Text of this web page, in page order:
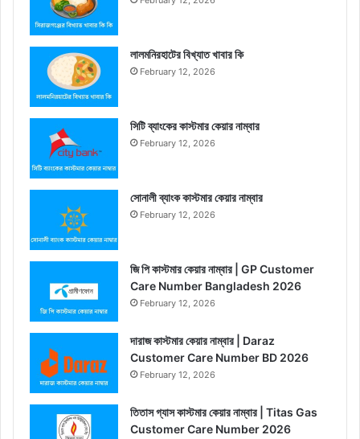
লালমনিরহাটের বিখ্যাত খাবার কি
February 12, 2026
সিটি ব্যাংকের কাস্টমার কেয়ার নাম্বার
February 12, 2026
সোনালী ব্যাংক কাস্টমার কেয়ার নাম্বার
February 12, 2026
জি পি কাস্টমার কেয়ার নাম্বার | GP Customer
Care Number Bangladesh 2026
February 12, 2026
দারাজ কাস্টমার কেয়ার নাম্বার | Daraz
Customer Care Number BD 2026
February 12, 2026
তিতাস গ্যাস কাস্টমার কেয়ার নাম্বার | Titas Gas
Customer Care Number 2026